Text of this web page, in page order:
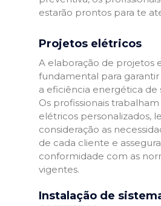
estarão prontos para te
Projetos elétricos
A elaboração de projetos
fundamental para garantir
a eficiência energética de
Os profissionais
elétricos personalizados,
consideração as
de cada cliente e
conformidade com as
vigentes.
Instalação de